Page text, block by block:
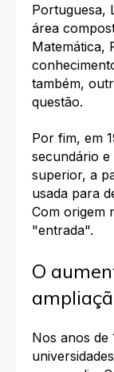
Portuguesa,
área
Matemática,
também,
questão.
Por fim, em
secundário
superior, a
usada para
Com origem
"entrada".
O
Nos anos de